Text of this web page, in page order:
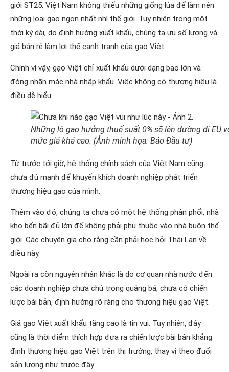
giới ST25, Việt Nam không thiếu những giống lúa để làm nên
những loại gạo ngon nhất nhì thế giới. Tuy nhiên trong một
thời kỳ dài, do định hướng xuất khẩu, chúng ta ưu số lượng và
giá bán rẻ làm lợi thế cạnh tranh của gạo Việt.
Chính vì vậy, gạo Việt chỉ xuất khẩu dưới dạng bao lớn và
đóng nhãn mác nhà nhập khẩu. Việc không có thương hiệu là
điều dễ hiểu.
Những lô gạo hưởng thuế suất 0% sẽ lên đường đi EU
mức giá khá cao. (Ảnh minh họa: Báo Đầu tư)
Từ trước tới giờ, hệ thống chính sách của Việt Nam cũng
chưa đủ mạnh để khuyến khích doanh nghiệp phát triển
thương hiệu gạo của mình.
Thêm vào đó, chúng ta chưa có một hệ thống phân phối, nhà
kho bến bãi đủ lớn để không phải phụ thuộc vào nhà buôn thế
giới. Các chuyên gia cho rằng cần phải học hỏi Thái Lan về
điều này.
Ngoài ra còn nguyên nhân khác là do cơ quan nhà nước đến
các doanh nghiệp chưa chú trọng quảng bá, chưa có chiến
lược bài bản, định hướng rõ ràng cho thương hiệu gạo Việt.
Giá gạo Việt xuất khẩu tăng cao là tin vui. Tuy nhiên, đây
cũng là thời điểm thích hợp đưa ra chiến lược bài bản khẳng
định thương hiệu gạo Việt trên thị trường, thay vì theo đuổi
sản lượng như trước đây.